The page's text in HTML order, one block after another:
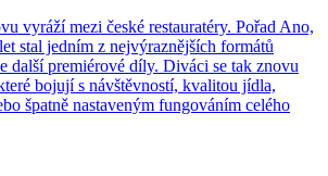
vyráží mezi české restauratéry. Pořad Ano,
stal jedním z nejvýraznějších formátů
další premiérové díly. Diváci se tak znovu
bojují s návštěvností, kvalitou jídla,
špatně nastaveným fungováním celého